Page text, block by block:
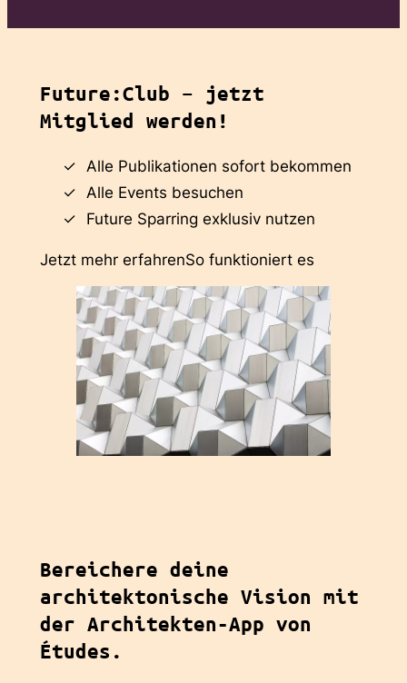
Future:Club – jetzt
Mitglied werden!
Alle Publikationen sofort bekommen
Alle Events besuchen
Future Sparring exklusiv nutzen
Jetzt mehr erfahrenSo funktioniert es
Bereichere deine
architektonische Vision mit
der Architekten-App von
Études.